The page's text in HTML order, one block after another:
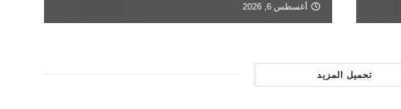
أغسطس 6, 2026
تحميل المزيد